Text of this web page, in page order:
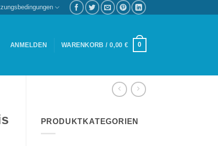
ANMELDEN WARENKORB /0,00 € 0
PRODUKTKATEGORIEN